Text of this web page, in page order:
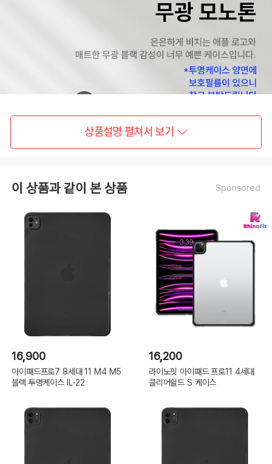
상품설명 펼쳐서 보기
이 상품과 같이 본 상품 Sponsored
16,900
아이패드프로7 8세대 11 M4 M5
블랙 투명케이스 IL-22
16,200
라이노핏 아이패드 프로11 4세대
클리어쉴드 S 케이스